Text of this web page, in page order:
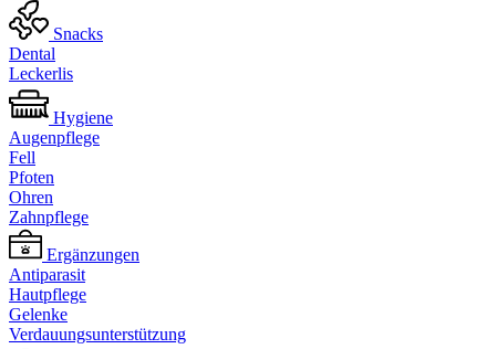
Snacks
Dental
Leckerlis
Hygiene
Augenpflege
Fell
Pfoten
Ohren
Zahnpflege
Ergänzungen
Antiparasit
Hautpflege
Gelenke
Verdauungsunterstützung